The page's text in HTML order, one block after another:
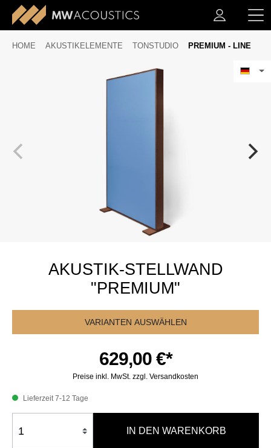
HOME AKUSTIKELEMENTE TONSTUDIO PREMIUM - LINE
AKUSTIK-STELLWAND
"PREMIUM"
VARIANTEN AUSWÄHLEN
629,00 €*
Preise inkl. MwSt. zzgl. Versandkosten
Lieferzeit 7-12 Tage
IN DEN WARENKORB